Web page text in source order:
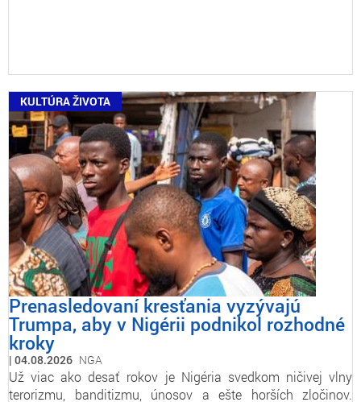
KULTÚRA ŽIVOTA
Prenasledovaní kresťania vyzývajú
Trumpa, aby v Nigérii podnikol rozhodné
kroky
04.08.2026 NGA
Už viac ako desať rokov je Nigéria svedkom ničivej vlny
terorizmu, banditizmu, únosov a ešte horších zločinov.